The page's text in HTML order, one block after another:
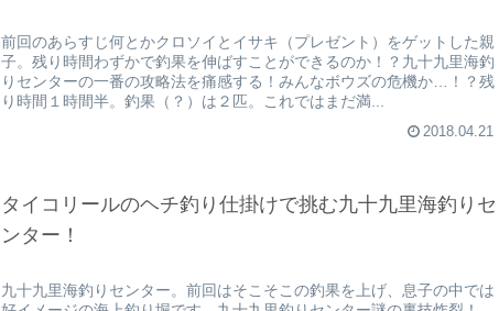
前回のあらすじ何とかクロソイとイサキ（プレゼント）をゲットした親
子。残り時間わずかで釣果を伸ばすことができるのか！？九十九里海釣
りセンターの一番の攻略法を痛感する！みんなボウズの危機か…！？残
り時間１時間半。釣果（？）は２匹。これではまだ満...
2018.04.21
タイコリールのヘチ釣り仕掛けで挑む九十九里海釣りセ
ンター！
九十九里海釣りセンター。前回はそこそこの釣果を上げ、息子の中では